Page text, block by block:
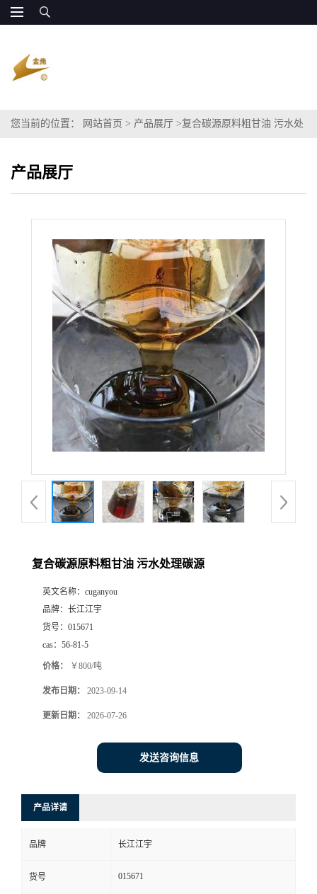
您当前的位置： 网站首页 > 产品展厅 >复合碳源原料粗甘油 污水处
产品展厅
复合碳源原料粗甘油 污水处理碳源
英文名称： cuganyou
品牌： 长江江宇
货号： 015671
cas： 56-81-5
价格： ￥800/吨
发布日期： 2023-09-14
更新日期： 2026-07-26
发送咨询信息
产品详请
品牌 长江江宇
货号 015671